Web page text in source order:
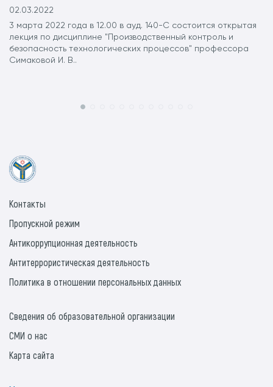
02.03.2022
3 марта 2022 года в 12.00 в ауд. 140-С состоится открытая
лекция по дисциплине "Производственный контроль и
безопасность технологических процессов" профессора
Симаковой И. В..
Контакты
Пропускной режим
Антикоррупционная деятельность
Антитеррористическая деятельность
Политика в отношении персональных данных
Сведения об образовательной организации
СМИ о нас
Карта сайта